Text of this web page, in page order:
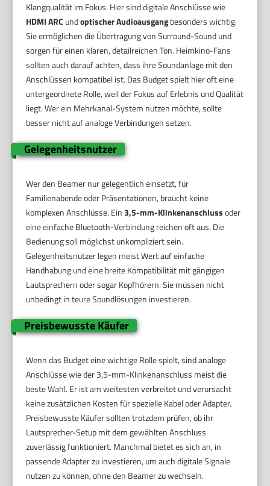
Klangqualität im Fokus. Hier sind digitale Anschlüsse wie
HDMI ARC undoptischer Audioausgangbesonders wichtig.
Sie ermöglichen die Übertragung von Surround-Sound und
sorgen für einen klaren, detailreichen Ton. Heimkino-Fans
sollten auch darauf achten, dass ihre Soundanlage mit den
Anschlüssen kompatibel ist. Das Budget spielt hier oft eine
untergeordnete Rolle, weil der Fokus auf Erlebnis und Qualität
liegt. Wer ein Mehrkanal-System nutzen möchte, sollte
besser nicht auf analoge Verbindungen setzen.
Gelegenheitsnutzer
Wer den Beamer nur gelegentlich einsetzt, für
Familienabende oder Präsentationen, braucht keine
komplexen Anschlüsse. Ein3,5-mm-Klinkenanschlussoder
eine einfache Bluetooth-Verbindung reichen oft aus. Die
Bedienung soll möglichst unkompliziert sein.
Gelegenheitsnutzer legen meist Wert auf einfache
Handhabung und eine breite Kompatibilität mit gängigen
Lautsprechern oder sogar Kopfhörern. Sie müssen nicht
unbedingt in teure Soundlösungen investieren.
Preisbewusste Käufer
Wenn das Budget eine wichtige Rolle spielt, sind analoge
Anschlüsse wie der 3,5-mm-Klinkenanschluss meist die
beste Wahl. Er ist am weitesten verbreitet und verursacht
keine zusätzlichen Kosten für spezielle Kabel oder Adapter.
Preisbewusste Käufer sollten trotzdem prüfen, ob ihr
Lautsprecher-Setup mit dem gewählten Anschluss
zuverlässig funktioniert. Manchmal bietet es sich an, in
passende Adapter zu investieren, um auch digitale Signale
nutzen zu können, ohne den Beamer zu wechseln.